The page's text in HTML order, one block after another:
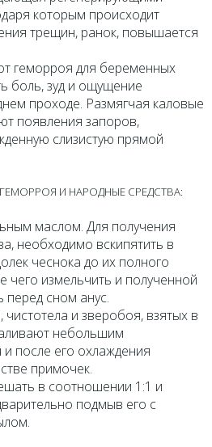
которым происходит
трещин, ранок, повышается
геморроя для беременных
боль, зуд и ощущение
проходе. Размягчая каловые
появления запоров,
слизистую прямой
И НАРОДНЫЕ СРЕДСТВА:
маслом. Для получения
необходимо вскипятить в
чеснока до их полного
чего измельчить и полученной
сном анус.
и зверобоя, взятых в
небольшим
после его охлаждения
примочек.
в соотношении 1:1 и
подмыв его с